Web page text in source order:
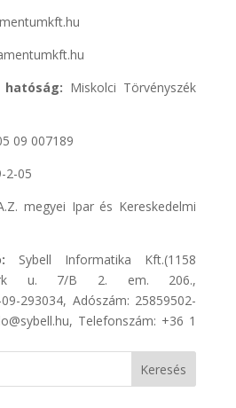
Miskolci Törvényszék
09 007189
2-05
megyei Ipar és Kereskedelmi
Sybell Informatika Kft.(1158
u. 7/B 2. em. 206.,
293034, Adószám: 25859502-
Telefonszám: +36 1
Keresés